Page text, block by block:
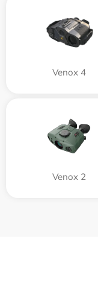
Venox 4
Venox 2